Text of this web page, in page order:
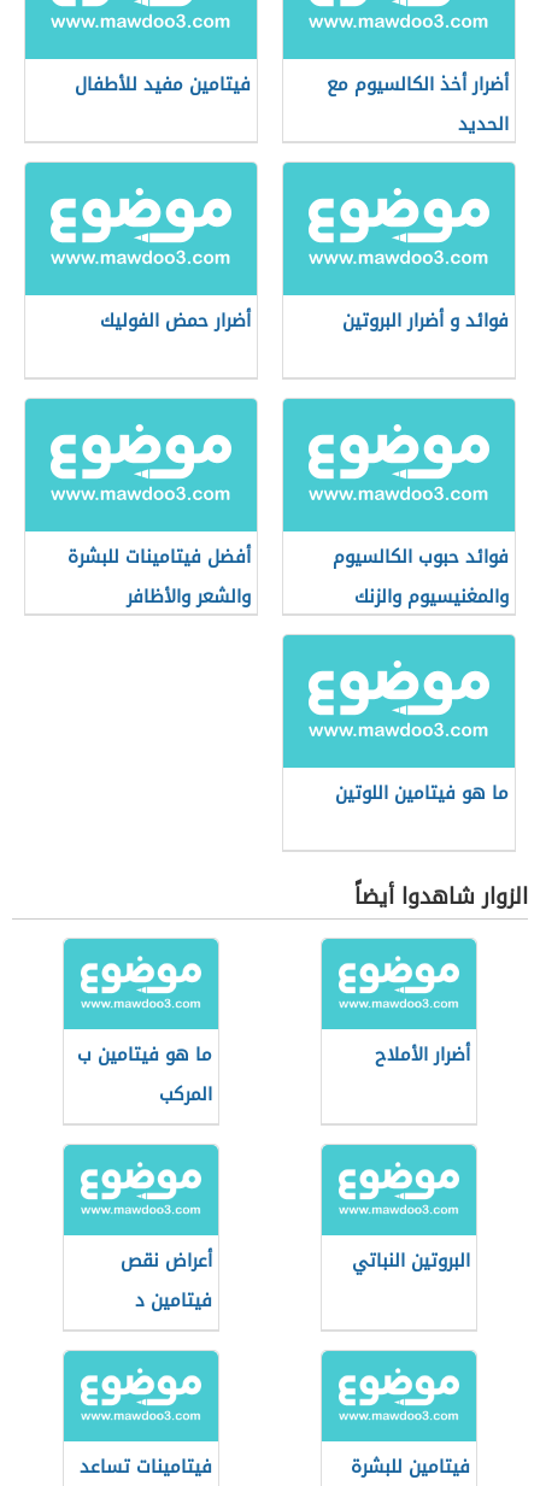
أضرار أخذ الكالسيوم مع
الحديد
فيتامين مفيد للأطفال
فوائد و أضرار البروتين أضرار حمض الفوليك
فوائد حبوب الكالسيوم
والمغنيسيوم والزنك
أفضل فيتامينات للبشرة
والشعر والأظافر
ما هو فيتامين اللوتين
الزوار شاهدوا أيضاً
أضرار الأملاح
ما هو فيتامين ب
المركب
البروتين النباتي
أعراض نقص
فيتامين د
فيتامين للبشرة
فيتامينات تساعد